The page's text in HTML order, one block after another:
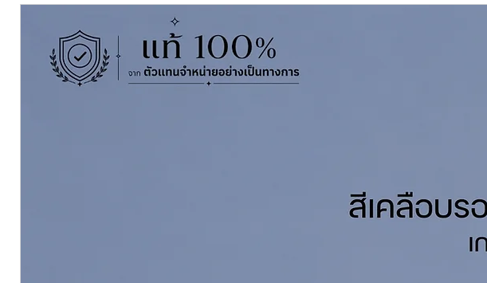
ดูข้อมูลทางวิชาการของ TOA Matt Varnish Interior T-9000 ว
ภายใน T9000 See Technical Data Sheet